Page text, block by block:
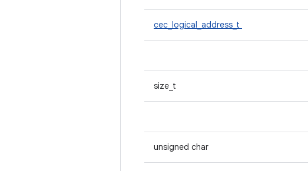
cec_logical_address_t
size_t
unsigned char